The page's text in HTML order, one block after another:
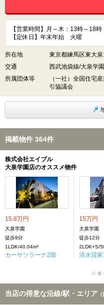
【営業時間】月～木：13時～18
【定休日】年末年始 火曜
所在地
東京都練馬区東大
交通
西武池袋線/大泉学園
所属団体等
（一社）全国住宅
引協議会
掲載物件 364件
株式会社エイブル
大泉学園店のオススメ物件
15.8万円
大泉学園
徒歩9分
1LDK/40.04m²
カーサソラーナ2階
15万円
大泉学園
徒歩12分
2LDK+S/
清水貸
当店の得意な沿線/駅・エリア